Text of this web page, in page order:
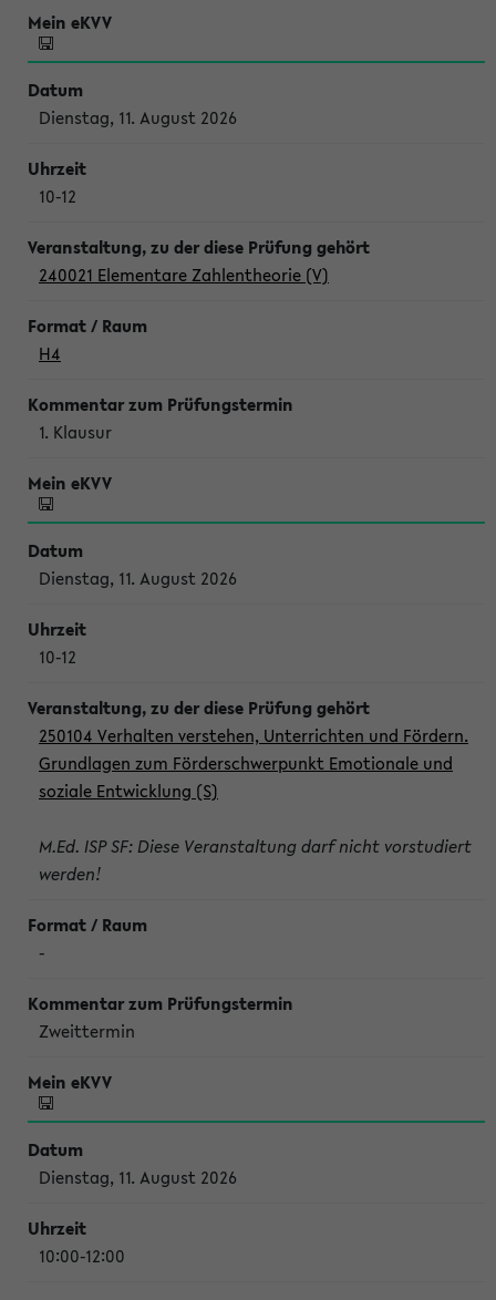
Dienstag, 11. August 2026
10-12
240021 Elementare Zahlentheorie (V)
H4
1. Klausur
Dienstag, 11. August 2026
10-12
250104 Verhalten verstehen, Unterrichten und Fördern.
Grundlagen zum Förderschwerpunkt Emotionale und
soziale Entwicklung (S)
M.Ed. ISP SF: Diese Veranstaltung darf nicht vorstudiert
werden!
-
Zweittermin
Dienstag, 11. August 2026
10:00-12:00